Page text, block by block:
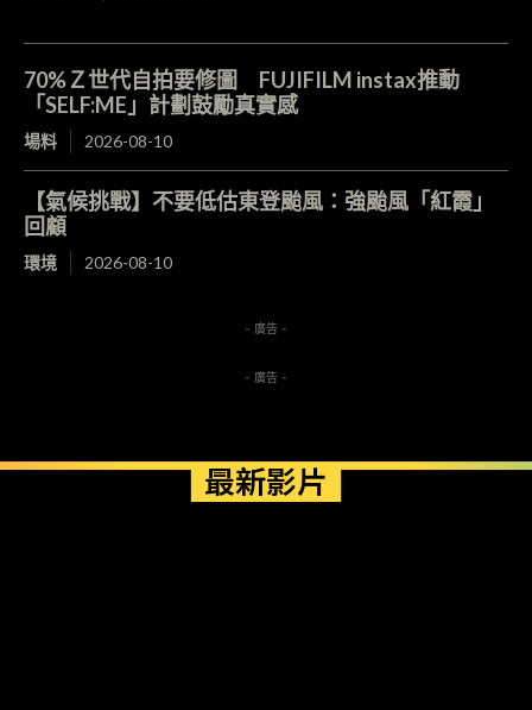
70%Ｚ世代自拍要修圖 FUJIFILM instax推動
「SELF:ME」計劃鼓勵真實感
場料 2026-08-10
【氣候挑戰】不要低估東登颱風：強颱風「紅霞」
回顧
環境 2026-08-10
- 廣告 -
- 廣告 -
最新影片